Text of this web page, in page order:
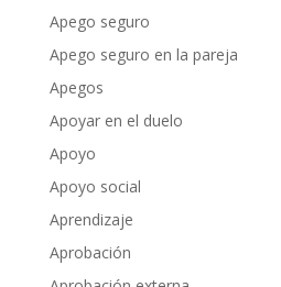
Apego seguro
Apego seguro en la pareja
Apegos
Apoyar en el duelo
Apoyo
Apoyo social
Aprendizaje
Aprobación